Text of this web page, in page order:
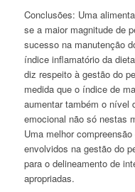
Conclusões: Uma
se a maior magnitude de
sucesso na manutenção
índice inflamatório da
diz respeito à gestão do
medida que o índice de
aumentar também o nível
emocional não só nestas
Uma melhor
envolvidos na gestão do
para o delineamento de
apropriadas.